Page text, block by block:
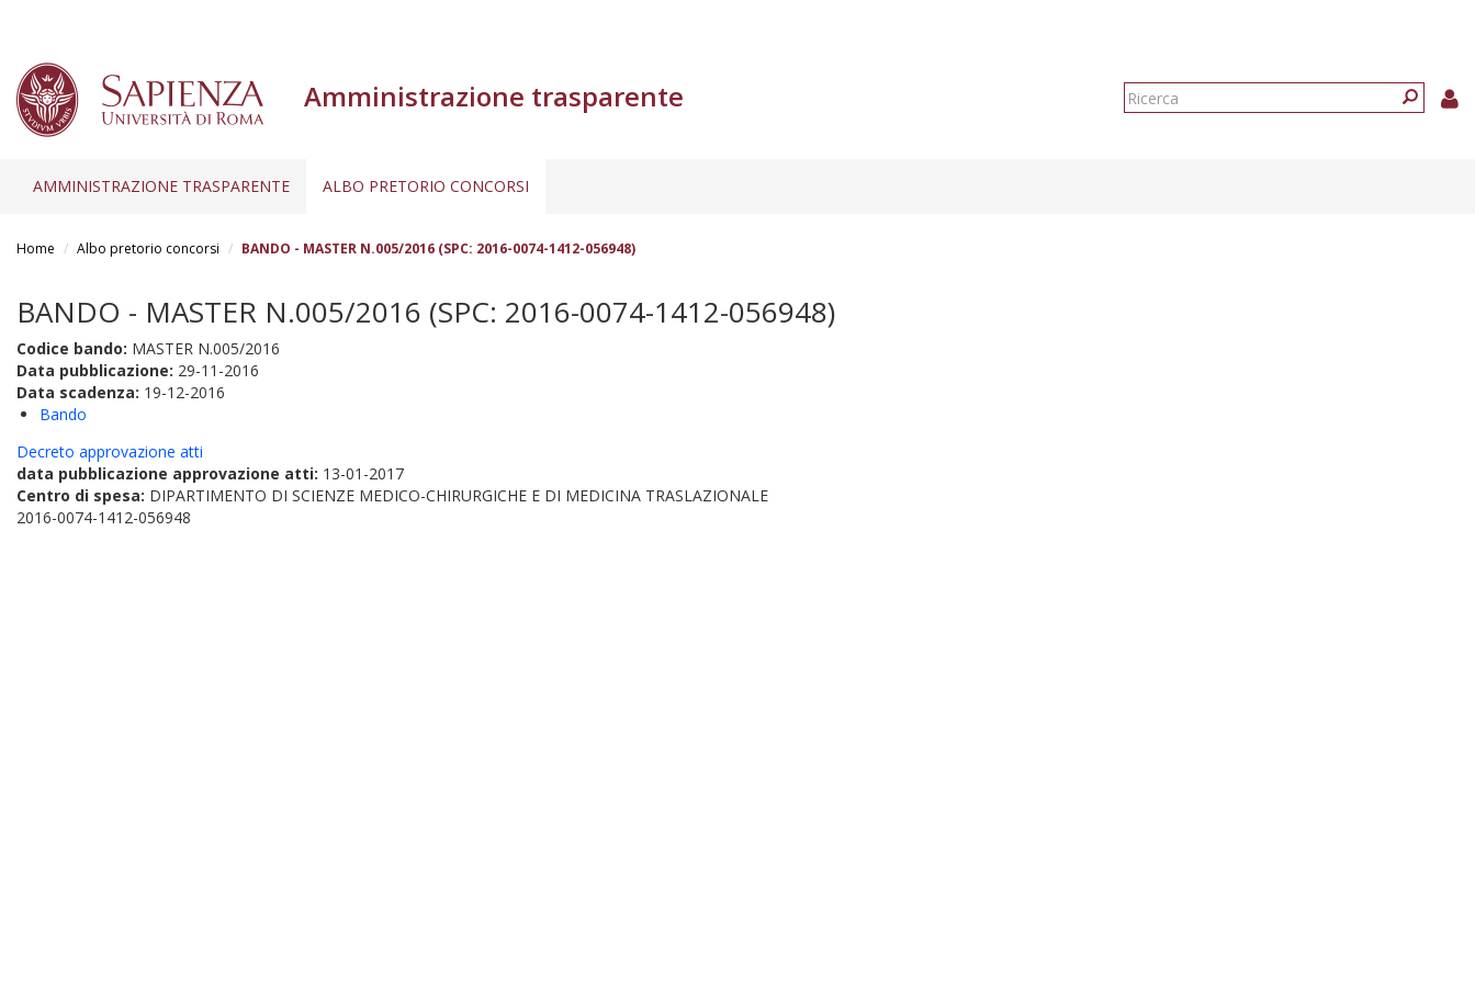
Amministrazione trasparente
Form
AMMINISTRAZIONE TRASPARENTE ALBO PRETORIO CONCORSI
Home Albo pretorio concorsi BANDO - MASTER N.005/2016 (SPC: 2016-0074-1412-056948)
BANDO - MASTER N.005/2016 (SPC: 2016-0074-1412-056948)
Codice bando: MASTER N.005/2016
Data pubblicazione: 29-11-2016
Data scadenza: 19-12-2016
Bando
Decreto approvazione atti
data pubblicazione approvazione atti: 13-01-2017
Centro di spesa: DIPARTIMENTO DI SCIENZE MEDICO-CHIRURGICHE E DI MEDICINA TRASLAZIONALE
2016-0074-1412-056948